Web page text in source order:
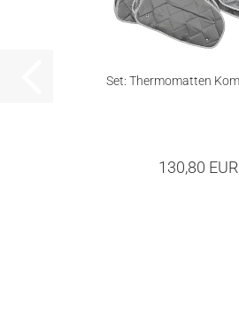
Set: Thermomatten
130,80 EUR